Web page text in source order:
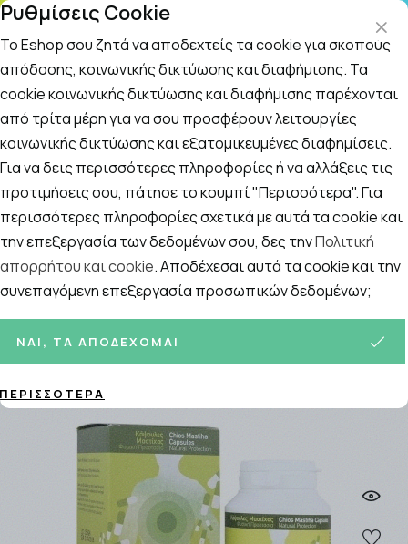
ΤΗΛΕΦΩΝΙΚΟ ΚΕΝΤΡΟ: Δευτ.-Παρασκευή 09:00-14:00 και Σάββατο
09:00-14:00
Αναζήτηση
Αρχική / ΣΥΜΠΛΗΡΩΜΑΤΑ ΔΙΑΤΡΟΦΗΣ / Διάφορα
Ανθοϊάματα
Ταξινόμηση Προβολή
2ΠΡΟΪΌΝΤΑ
Ρυθμίσεις Cookie
Το Eshop σου ζητά να αποδεχτείς τα cookie για σκοπούς
απόδοσης, κοινωνικής δικτύωσης και διαφήμισης. Τα
cookie κοινωνικής δικτύωσης και διαφήμισης παρέχονται
από τρίτα μέρη για να σου προσφέρουν λειτουργίες
κοινωνικής δικτύωσης και εξατομικευμένες διαφημίσεις.
Για να δεις περισσότερες πληροφορίες ή να αλλάξεις τις
προτιμήσεις σου, πάτησε το κουμπί "Περισσότερα". Για
περισσότερες πληροφορίες σχετικά με αυτά τα cookie και
την επεξεργασία των δεδομένων σου, δες τηνΠολιτική
απορρήτου και cookie. Αποδέχεσαι αυτά τα cookie και την
συνεπαγόμενη επεξεργασία προσωπικών δεδομένων;
ΝΑΙ, ΤΑ ΑΠΟΔΈΧΟΜΑΙ
ΠΕΡΙΣΣΌΤΕΡΑ